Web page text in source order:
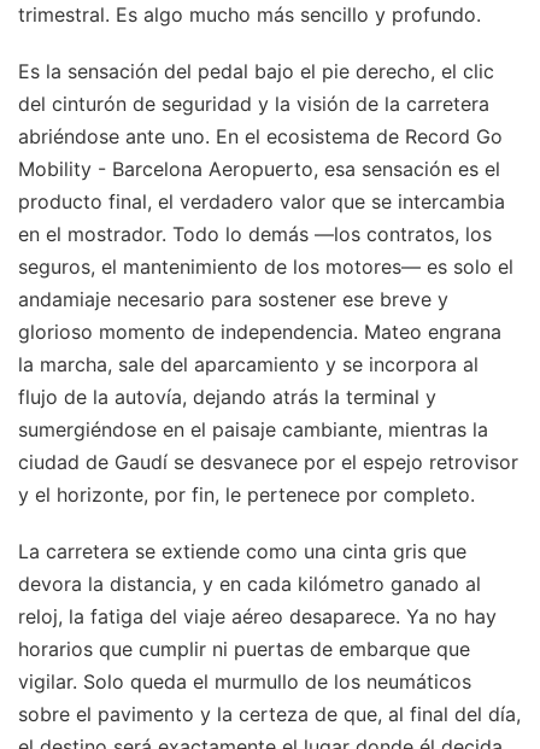
trimestral. Es algo mucho más sencillo y profundo.
Es la sensación del pedal bajo el pie derecho, el clic
del cinturón de seguridad y la visión de la carretera
abriéndose ante uno. En el ecosistema de Record Go
Mobility - Barcelona Aeropuerto, esa sensación es el
producto final, el verdadero valor que se intercambia
en el mostrador. Todo lo demás —los contratos, los
seguros, el mantenimiento de los motores— es solo el
andamiaje necesario para sostener ese breve y
glorioso momento de independencia. Mateo engrana
la marcha, sale del aparcamiento y se incorpora al
flujo de la autovía, dejando atrás la terminal y
sumergiéndose en el paisaje cambiante, mientras la
ciudad de Gaudí se desvanece por el espejo retrovisor
y el horizonte, por fin, le pertenece por completo.
La carretera se extiende como una cinta gris que
devora la distancia, y en cada kilómetro ganado al
reloj, la fatiga del viaje aéreo desaparece. Ya no hay
horarios que cumplir ni puertas de embarque que
vigilar. Solo queda el murmullo de los neumáticos
sobre el pavimento y la certeza de que, al final del día,